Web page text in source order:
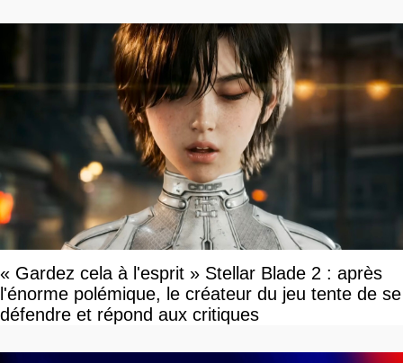
« Gardez cela à l'esprit » Stellar Blade 2 : après
l'énorme polémique, le créateur du jeu tente de se
défendre et répond aux critiques